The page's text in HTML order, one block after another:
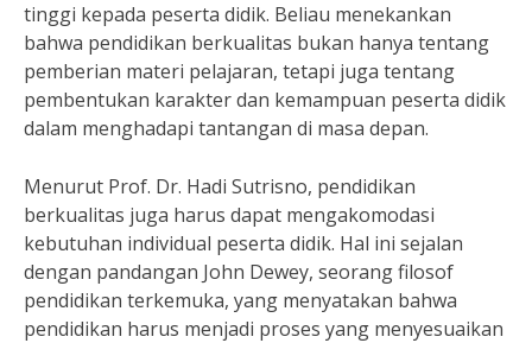
tinggi kepada peserta didik. Beliau menekankan
bahwa pendidikan berkualitas bukan hanya tentang
pemberian materi pelajaran, tetapi juga tentang
pembentukan karakter dan kemampuan peserta didik
dalam menghadapi tantangan di masa depan.
Menurut Prof. Dr. Hadi Sutrisno, pendidikan
berkualitas juga harus dapat mengakomodasi
kebutuhan individual peserta didik. Hal ini sejalan
dengan pandangan John Dewey, seorang filosof
pendidikan terkemuka, yang menyatakan bahwa
pendidikan harus menjadi proses yang menyesuaikan